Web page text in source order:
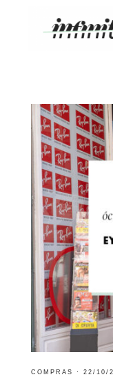
COMPRAS · 22/10/